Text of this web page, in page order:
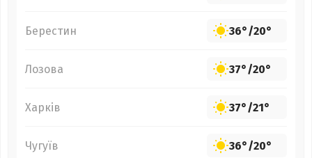
Берестин 36°/20°
Лозова 37°/20°
Харків 37°/21°
Чугуїв 36°/20°